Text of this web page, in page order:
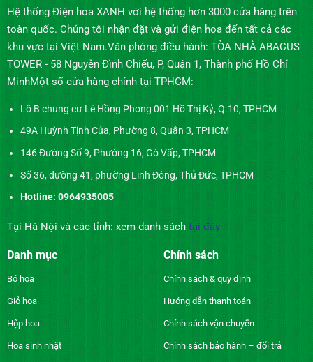
Hệ thống Điện hoa XANH với hệ thống hơn 3000 cửa hàng trên
toàn quốc. Chúng tôi nhận đặt và gửi điện hoa đến tất cả các
khu vực tại Việt Nam.Văn phòng điều hành: TÒA NHÀ ABACUS
TOWER - 58 Nguyễn Đình Chiểu, P, Quận 1, Thành phố Hồ Chí
MinhMột số cửa hàng chính tại TPHCM:
Lô B chung cư Lê Hồng Phong 001 Hồ Thị Kỷ, Q.10, TPHCM
49A Huỳnh Tịnh Của, Phường 8, Quận 3, TPHCM
146 Đường Số 9, Phường 16, Gò Vấp, TPHCM
Số 36, đường 41, phường Linh Đông, Thủ Đức, TPHCM
Hotline: 0964935005
Tại Hà Nội và các tỉnh: xem danh sách tại đây
Danh mục
Bó hoa
Giỏ hoa
Hộp hoa
Hoa sinh nhật
Chính sách
Chính sách & quy định
Hướng dẫn thanh toán
Chính sách vận chuyển
Chính sách bảo hành – đổi trả